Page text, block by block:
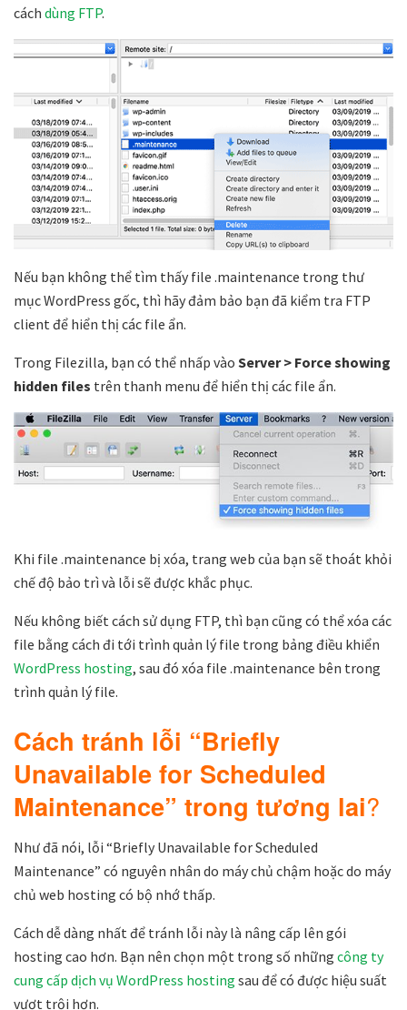
cách dùng FTP.
Nếu bạn không thể tìm thấy file .maintenance trong thư
mục WordPress gốc, thì hãy đảm bảo bạn đã kiểm tra FTP
client để hiển thị các file ẩn.
Trong Filezilla, bạn có thể nhấp vào Server > Force showing
hidden files trên thanh menu để hiển thị các file ẩn.
Khi file .maintenance bị xóa, trang web của bạn sẽ thoát khỏi
chế độ bảo trì và lỗi sẽ được khắc phục.
Nếu không biết cách sử dụng FTP, thì bạn cũng có thể xóa các
file bằng cách đi tới trình quản lý file trong bảng điều khiển
WordPress hosting, sau đó xóa file .maintenance bên trong
trình quản lý file.
Cách tránh lỗi “Briefly
Unavailable for Scheduled
Maintenance” trong tương lai?
Như đã nói, lỗi “Briefly Unavailable for Scheduled
Maintenance” có nguyên nhân do máy chủ chậm hoặc do máy
chủ web hosting có bộ nhớ thấp.
Cách dễ dàng nhất để tránh lỗi này là nâng cấp lên gói
hosting cao hơn. Bạn nên chọn một trong số những công ty
cung cấp dịch vụ WordPress hosting sau để có được hiệu suất
vượt trội hơn.